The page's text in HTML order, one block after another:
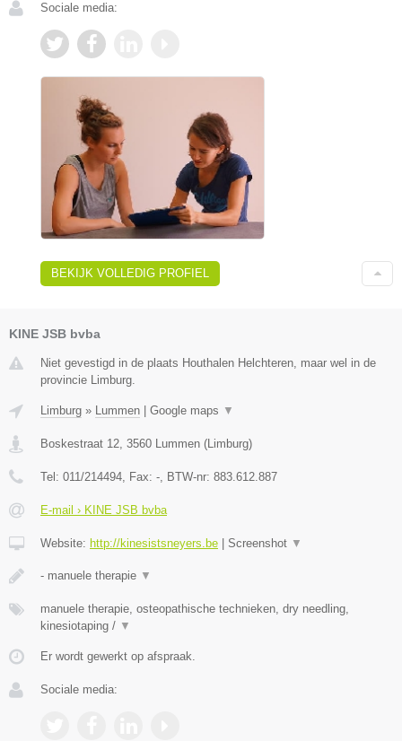
Sociale media:
BEKIJK VOLLEDIG PROFIEL
KINE JSB bvba
Niet gevestigd in de plaats Houthalen Helchteren, maar wel in de
provincie Limburg.
Limburg » Lummen Google maps ▼
Boskestraat 12, 3560 Lummen (Limburg)
Tel: 011/214494, Fax: -, BTW-nr: 883.612.887
E-mail › KINE JSB bvba
Website: http://kinesistsneyers.be Screenshot ▼
- manuele therapie ▼
manuele therapie, osteopathische technieken, dry needling,
kinesiotaping / ▼
Er wordt gewerkt op afspraak.
Sociale media: